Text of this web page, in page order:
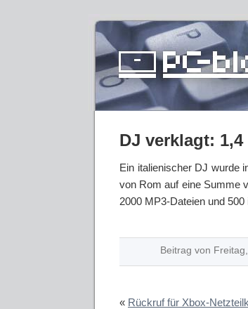
DJ verklagt:
Ein italienischer DJ wurde
von Rom auf eine Summe
2000 MP3-Dateien und
Beitrag von
« Rückruf für Xbox-